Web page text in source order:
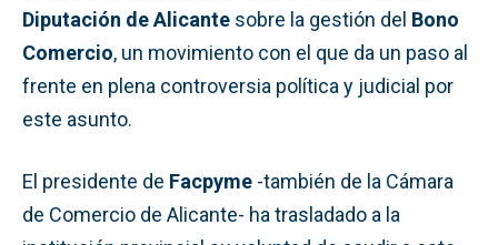
Diputación de Alicante sobre la gestión del Bono
Comercio, un movimiento con el que da un paso al
frente en plena controversia política y judicial por
este asunto.
El presidente de Facpyme -también de la Cámara
de Comercio de Alicante- ha trasladado a la